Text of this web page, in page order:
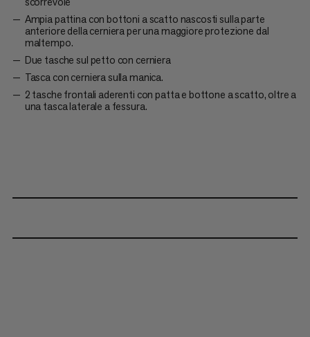
Ampia pattina con bottoni a scatto nascosti sulla parte
anteriore della cerniera per una maggiore protezione dal
maltempo.
Due tasche sul petto con cerniera
Tasca con cerniera sulla manica.
2 tasche frontali aderenti con patta e bottone a scatto, oltre a
una tasca laterale a fessura.